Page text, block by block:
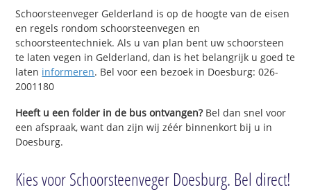
Schoorsteenveger Gelderland is op de hoogte van de eisen
en regels rondom schoorsteenvegen en
schoorsteentechniek. Als u van plan bent uw schoorsteen
te laten vegen in Gelderland, dan is het belangrijk u goed te
laten informeren. Bel voor een bezoek in Doesburg: 026-
2001180
Heeft u een folder in de bus ontvangen?Bel dan snel voor
een afspraak, want dan zijn wij zéér binnenkort bij u in
Doesburg.
Kies voor Schoorsteenveger Doesburg. Bel direct!